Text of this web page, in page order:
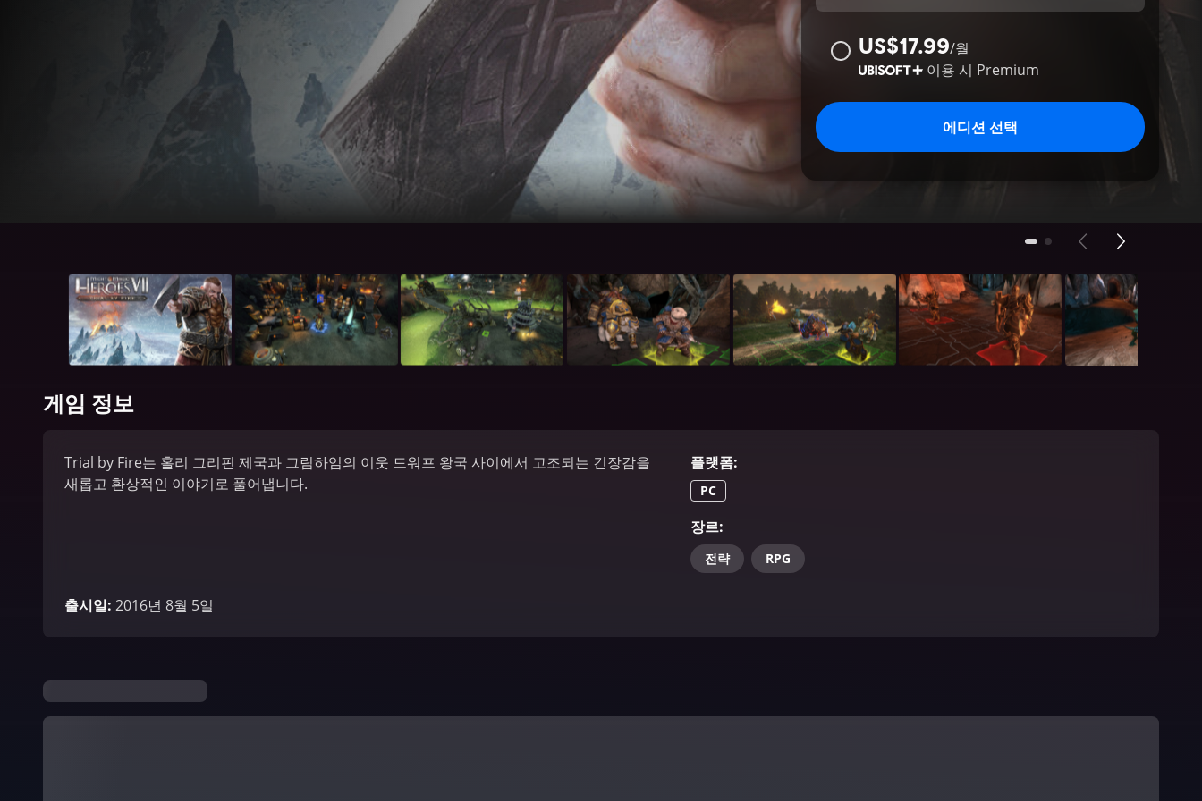
US$17.99/월
이용 시 Premium
에디션 선택
게임 정보
Trial by Fire는 홀리 그리핀 제국과 그림하임의 이웃 드워프 왕국 사이에서 고조되는 긴장감을
새롭고 환상적인 이야기로 풀어냅니다.
출시일: 2016년 8월 5일
플랫폼:
PC
장르:
전략 RPG